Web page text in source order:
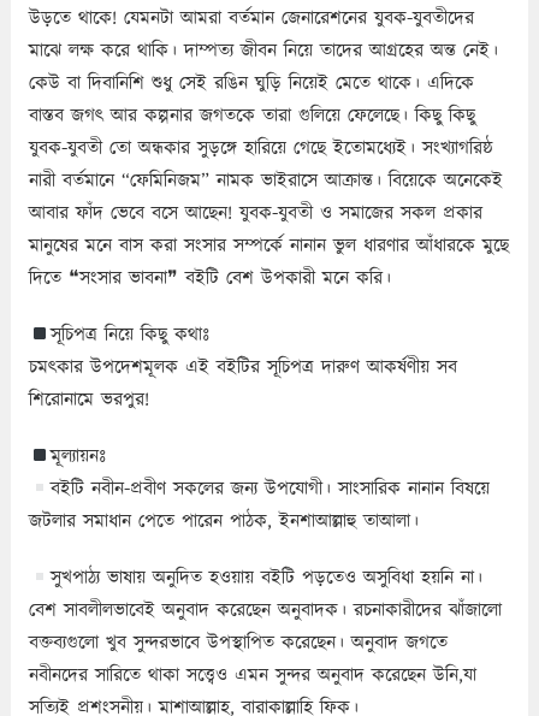
উড়তে থাকে! যেমনটা আমরা বর্তমান জেনারেশনের যুবক-যুবতীদের
মাঝে লক্ষ করে থাকি। দাম্পত্য জীবন নিয়ে তাদের আগ্রহের অন্ত নেই।
কেউ বা দিবানিশি শুধু সেই রঙিন ঘুড়ি নিয়েই মেতে থাকে। এদিকে
বাস্তব জগৎ আর কল্পনার জগতকে তারা গুলিয়ে ফেলেছে। কিছু কিছু
যুবক-যুবতী তো অন্ধকার সুড়ঙ্গে হারিয়ে গেছে ইতোমধ্যেই। সংখ্যাগরিষ্ঠ
নারী বর্তমানে “ফেমিনিজম” নামক ভাইরাসে আক্রান্ত। বিয়েকে অনেকেই
আবার ফাঁদ ভেবে বসে আছেন! যুবক-যুবতী ও সমাজের সকল প্রকার
মানুষের মনে বাস করা সংসার সম্পর্কে নানান ভুল ধারণার আঁধারকে মুছে
দিতে ❝সংসার ভাবনা❞ বইটি বেশ উপকারী মনে করি।
সূচিপত্র নিয়ে কিছু কথাঃ
চমৎকার উপদেশমূলক এই বইটির সূচিপত্র দারুণ আকর্ষণীয় সব
শিরোনামে ভরপুর!
মূল্যায়নঃ
বইটি নবীন-প্রবীণ সকলের জন্য উপযোগী। সাংসারিক নানান বিষয়ে
জটলার সমাধান পেতে পারেন পাঠক, ইনশাআল্লাহু তাআলা।
সুখপাঠ্য ভাষায় অনুদিত হওয়ায় বইটি পড়তেও অসুবিধা হয়নি না।
বেশ সাবলীলভাবেই অনুবাদ করেছেন অনুবাদক। রচনাকারীদের ঝাঁজালো
বক্তব্যগুলো খুব সুন্দরভাবে উপস্থাপিত করেছেন। অনুবাদ জগতে
নবীনদের সারিতে থাকা সত্ত্বেও এমন সুন্দর অনুবাদ করেছেন উনি,যা
সত্যিই প্রশংসনীয়। মাশাআল্লাহ, বারাকাল্লাহি ফিক।